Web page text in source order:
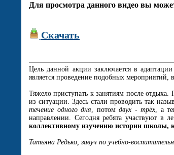
Для просмотра данного видео вы
Скачать
Цель данной акции заключается в
является проведение подобных мероприятий,
Тяжело приступать к занятиям после отдыха.
из ситуации. Здесь стали проводить так
течение одного дня, потомдвух - трёх, а
направлении. Сегодня ребята участвуют в
коллективному изучению истории школы,
Татьяна Редько, завуч по учебно-